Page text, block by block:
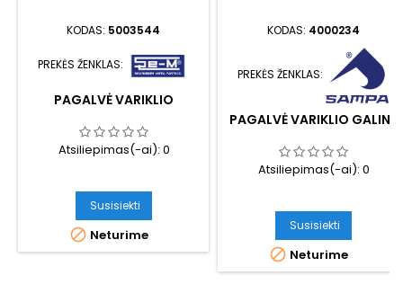
KODAS: 5003544
PREKĖS ŽENKLAS:
PAGALVĖ VARIKLIO
Atsiliepimas(-ai): 0
Susisiekti
 Neturime
KODAS: 4000234
PREKĖS ŽENKLAS:
PAGALVĖ VARIKLIO GALINĖ
Atsiliepimas(-ai): 0
Susisiekti
 Neturime